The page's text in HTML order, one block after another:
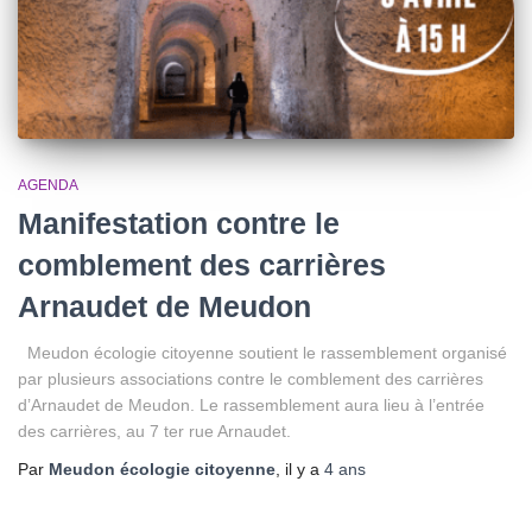
AGENDA
Manifestation contre le
comblement des carrières
Arnaudet de Meudon
Meudon écologie citoyenne soutient le rassemblement organisé
par plusieurs associations contre le comblement des carrières
d’Arnaudet de Meudon. Le rassemblement aura lieu à l’entrée
des carrières, au 7 ter rue Arnaudet.
Par Meudon écologie citoyenne , il y a 4 ans